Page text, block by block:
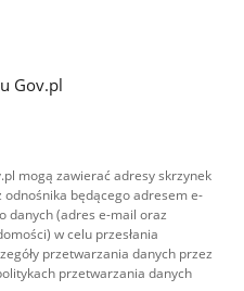
Gov.pl
mogą zawierać adresy skrzynek
będącego adresem e-
danych (adres e-mail oraz
w celu przesłania
przetwarzania danych przez
przetwarzania danych